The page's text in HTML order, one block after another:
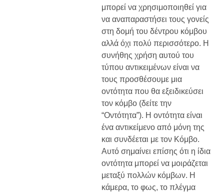
μπορεί να χρησιμοποιηθεί για
να αναπαραστήσει τους γονείς
στη δομή του δέντρου κόμβου
αλλά όχι πολύ περισσότερο. Η
συνήθης χρήση αυτού του
τύπου αντικειμένων είναι να
τους προσθέσουμε μια
οντότητα που θα εξειδικεύσει
τον κόμβο (δείτε την
“Οντότητα”). Η οντότητα είναι
ένα αντικείμενο από μόνη της
και συνδέεται με τον Κόμβο.
Αυτό σημαίνει επίσης ότι η ίδια
οντότητα μπορεί να μοιράζεται
μεταξύ πολλών κόμβων. Η
κάμερα, το φως, το πλέγμα